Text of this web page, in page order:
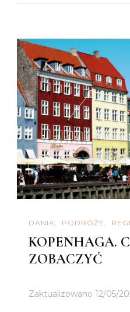
DANIA PODRÓŻE
KOPENHAGA.
ZOBACZYĆ
Zaktualizowano 12/05/